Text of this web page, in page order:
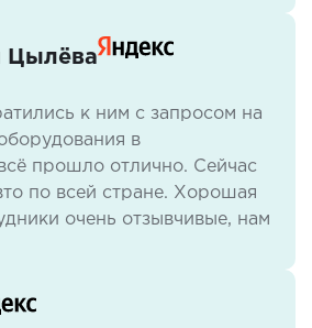
уже более 7 лет по всем
Москвы в другие регионы,
начиная от 100кг и
тонными фурами, а также
продукции ( в основном
особенность нашей
поставки соблюдаются
не было каких либо
с самого начала
Цылёва
к ним с запросом на
в
прошло отлично. Сейчас
по всей стране. Хорошая
очень отзывчивые, нам